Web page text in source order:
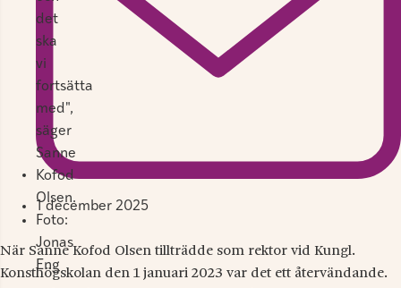
det
ska
vi
fortsätta
med",
säger
Sanne
Kofod
Olsen.
Foto:
Jonas
Eng
1 december 2025
När Sanne Kofod Olsen tillträdde som rektor vid Kungl.
Konsthögskolan den 1 januari 2023 var det ett återvändande.